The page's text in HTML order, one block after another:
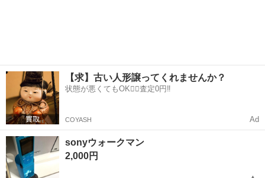
【求】古い人形譲ってくれませんか？
状態が悪くてもOK🙆‍♀️査定0円‼️
COYASH Ad
sonyウォークマン
2,000円